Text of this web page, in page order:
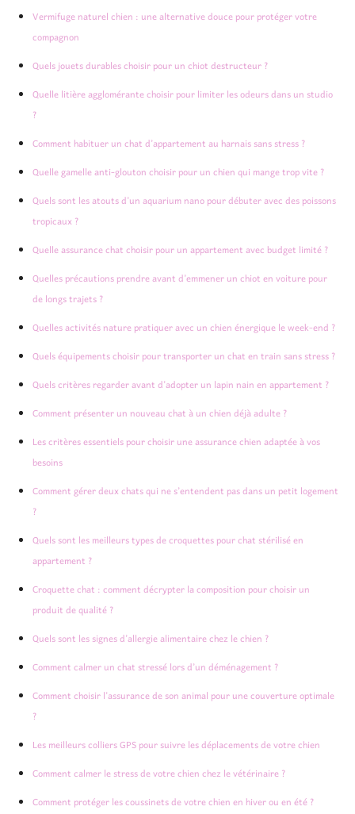
Vermifuge naturel chien : une alternative douce pour protéger votre
compagnon
Quels jouets durables choisir pour un chiot destructeur ?
Quelle litière agglomérante choisir pour limiter les odeurs dans un studio
?
Comment habituer un chat d’appartement au harnais sans stress ?
Quelle gamelle anti-glouton choisir pour un chien qui mange trop vite ?
Quels sont les atouts d’un aquarium nano pour débuter avec des poissons
tropicaux ?
Quelle assurance chat choisir pour un appartement avec budget limité ?
Quelles précautions prendre avant d’emmener un chiot en voiture pour
de longs trajets ?
Quelles activités nature pratiquer avec un chien énergique le week-end ?
Quels équipements choisir pour transporter un chat en train sans stress ?
Quels critères regarder avant d’adopter un lapin nain en appartement ?
Comment présenter un nouveau chat à un chien déjà adulte ?
Les critères essentiels pour choisir une assurance chien adaptée à vos
besoins
Comment gérer deux chats qui ne s’entendent pas dans un petit logement
?
Quels sont les meilleurs types de croquettes pour chat stérilisé en
appartement ?
Croquette chat : comment décrypter la composition pour choisir un
produit de qualité ?
Quels sont les signes d’allergie alimentaire chez le chien ?
Comment calmer un chat stressé lors d’un déménagement ?
Comment choisir l’assurance de son animal pour une couverture optimale
?
Les meilleurs colliers GPS pour suivre les déplacements de votre chien
Comment calmer le stress de votre chien chez le vétérinaire ?
Comment protéger les coussinets de votre chien en hiver ou en été ?